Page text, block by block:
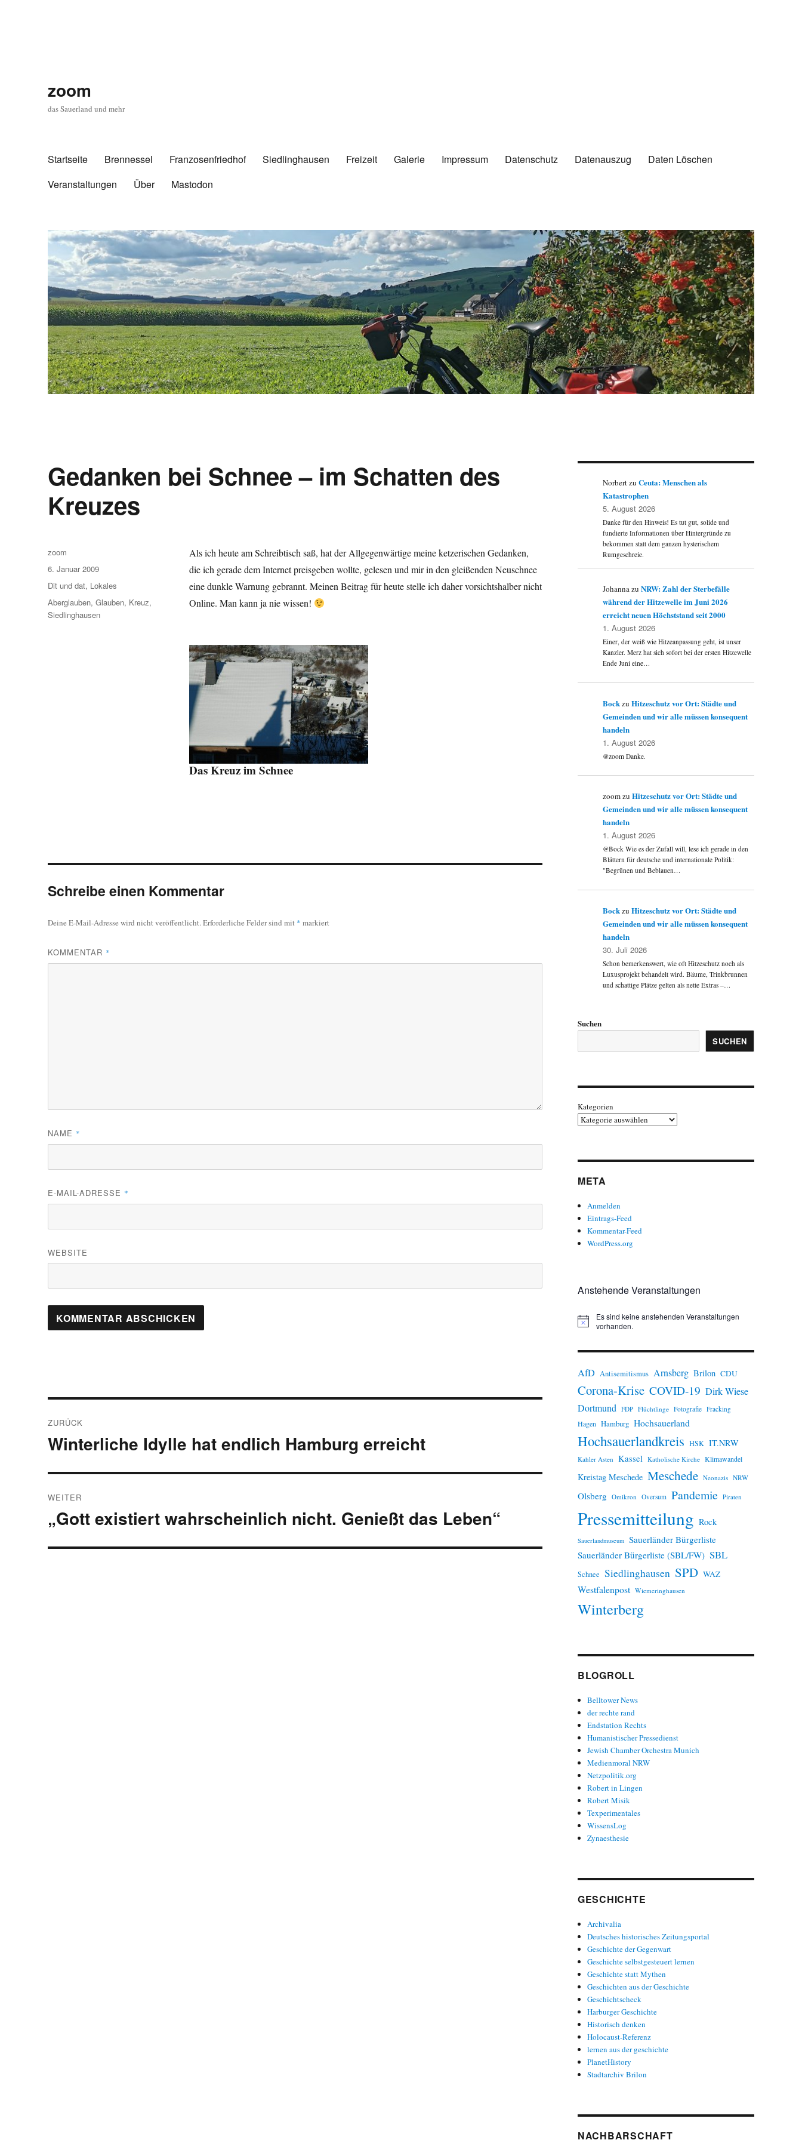
zoom
das Sauerland und mehr
Startseite Brennessel Franzosenfriedhof Siedlinghausen Freizeit Galerie Impressum Datenschutz Datenauszug
Daten Löschen
Veranstaltungen
Über Mastodon
Gedanken bei Schnee – im Schatten des
Kreuzes
Als ich heute am Schreibtisch saß, hat der Allgegenwärtige meine ketzerischen Gedanken,
die ich gerade dem Internet preisgeben wollte, gelesen und mir in den gleißenden Neuschnee
eine dunkle Warnung gebrannt. Meinen Beitrag für heute stelle ich daher vorsichtshalber nicht
Online. Man kann ja nie wissen!
Das Kreuz im Schnee
Autor
zoom
Veröffentlicht
am
6. Januar 2009
Kategorien
Dit und dat, Lokales
Schlagwörter
Aberglauben,Glauben, Kreuz,
Siedlinghausen
Schreibe einen Kommentar
Deine E-Mail-Adresse wird nicht veröffentlicht.Erforderliche Felder sind mit * markiert
KOMMENTAR *
NAME *
E-MAIL-ADRESSE *
WEBSITE
ZURÜCK
Vorheriger
Winterliche Idylle hat endlich Hamburg erreicht
WEITER
Nächster
Beitrag:
„Gott existiert wahrscheinlich nicht. Genießt das Leben“
NorbertzuCeuta: Menschen als
Katastrophen
5. August 2026
Danke für den Hinweis! Es tut gut, solide und
fundierte Informationen über Hintergründe zu
bekommen statt dem ganzen hysterischem
Rumgeschreie.
JohannazuNRW: Zahl der Sterbefälle
während der Hitzewelle im Juni 2026
erreicht neuen Höchststand seit 2000
1. August 2026
Einer, der weiß wie Hitzeanpassung geht, ist unser
Kanzler. Merz hat sich sofort bei der ersten Hitzewelle
Ende Juni eine…
BockzuHitzeschutz vor Ort: Städte und
Gemeinden und wir alle müssen konsequent
handeln
1. August 2026
@zoom Danke.
zoomzuHitzeschutz vor Ort: Städte und
Gemeinden und wir alle müssen konsequent
handeln
1. August 2026
@Bock Wie es der Zufall will, lese ich gerade in den
Blättern für deutsche und internationale Politik:
"Begrünen und Beblauen…
BockzuHitzeschutz vor Ort: Städte und
Gemeinden und wir alle müssen konsequent
handeln
30. Juli 2026
Schon bemerkenswert, wie oft Hitzeschutz noch als
Luxusprojekt behandelt wird. Bäume, Trinkbrunnen
und schattige Plätze gelten als nette Extras –…
Suchen
SUCHEN
Kategorien
META
Anmelden
Eintrags-Feed
Kommentar-Feed
WordPress.org
Anstehende Veranstaltungen
H
w
Es sind keine anstehenden Veranstaltungen
vorhanden.
AfD Antisemitismus Arnsberg Brilon CDU
Corona-Krise COVID-19 Dirk Wiese
Dortmund FDP Flüchtlinge Fotografie Fracking
Hagen Hamburg Hochsauerland
Hochsauerlandkreis HSK IT.NRW
Kahler Asten Kassel Katholische Kirche Klimawandel
Kreistag Meschede Meschede Neonazis NRW
Olsberg Omikron Oversum Pandemie Piraten
Pressemitteilung Rock
Sauerlandmuseum Sauerländer Bürgerliste
Sauerländer Bürgerliste (SBL/FW) SBL
Schnee Siedlinghausen SPD WAZ
Westfalenpost Wiemeringhausen
Winterberg
BLOGROLL
Belltower News
der rechte rand
Endstation Rechts
Humanistischer Pressedienst
Jewish Chamber Orchestra Munich
Medienmoral NRW
Netzpolitik.org
Robert in Lingen
Robert Misik
Texperimentales
WissensLog
Zynaesthesie
GESCHICHTE
Archivalia
Deutsches historisches Zeitungsportal
Geschichte der Gegenwart
Geschichte selbstgesteuert lernen
Geschichte statt Mythen
Geschichten aus der Geschichte
Geschichtscheck
Harburger Geschichte
Historisch denken
Holocaust-Referenz
lernen aus der geschichte
PlanetHistory
Stadtarchiv Brilon
NACHBARSCHAFT